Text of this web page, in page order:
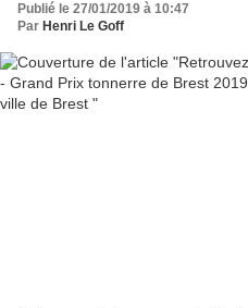
Publié le 27/01/2019 à 10:47
Par Henri Le Goff